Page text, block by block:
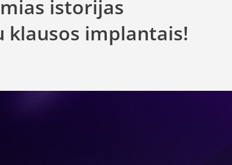
istorijas
klausos implantais!